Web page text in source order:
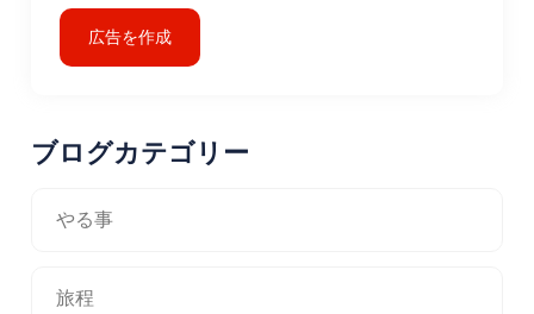
広告を作成
ブログカテゴリー
やる事
旅程